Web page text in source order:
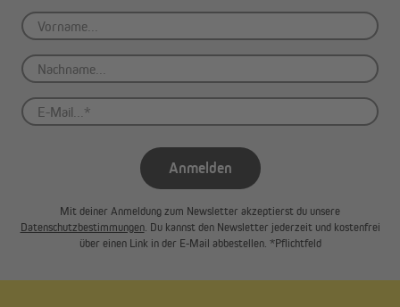
Anmelden
Mit deiner Anmeldung zum Newsletter akzeptierst du unsere
Datenschutzbestimmungen. Du kannst den Newsletter jederzeit und kostenfrei
über einen Link in der E-Mail abbestellen. *Pflichtfeld